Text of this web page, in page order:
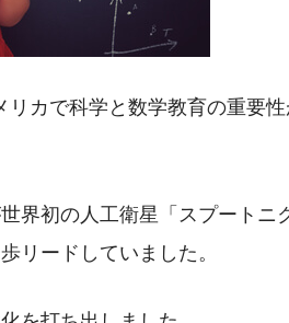
カで科学と数学教育の重要
界初の人工衛星「スプートニ
リードしていました。